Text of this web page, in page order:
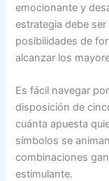
emocionante y
estrategia debe
posibilidades de
alcanzar los
Es fácil navegar
disposición de
cuánta apuesta
símbolos se
combinaciones
estimulante.